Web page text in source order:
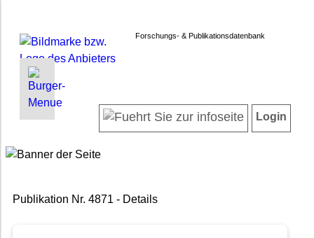
Forschungs- & Publikationsdatenbank
INFORMATIONEN | SUCHEN
Forschendenverzeichnis
Suche in Publikationen
LOGIN
Login
Publikation Nr. 4871 - Details